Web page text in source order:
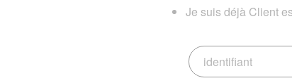
Je suis déjà Client